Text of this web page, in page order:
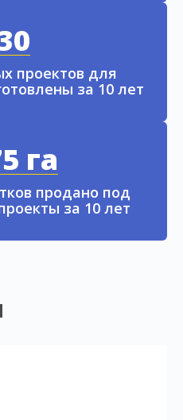
проектов для
за 10 лет
га
продано под
за 10 лет